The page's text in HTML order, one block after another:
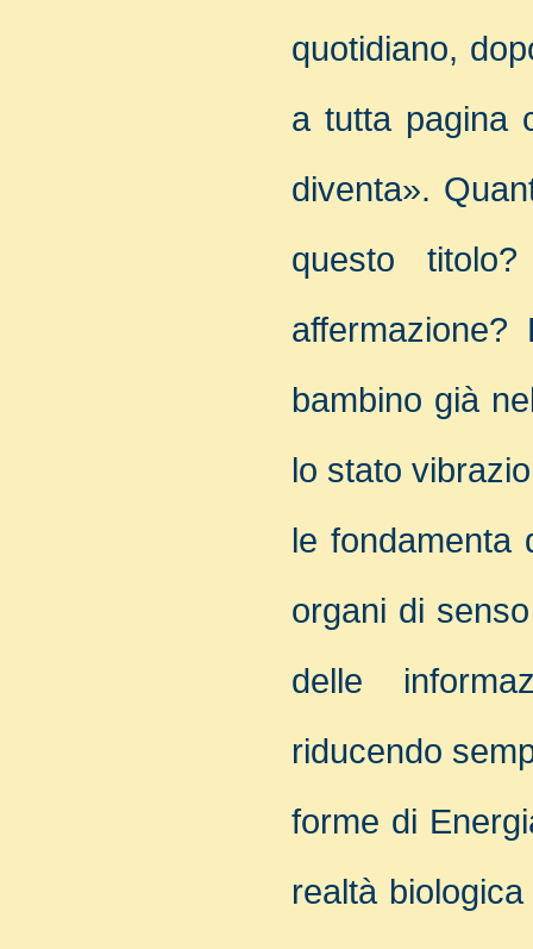
quotidiano,
a tutta pagina
diventa».
questo
bambino già
lo stato
le
organi di
delle
riducendo
forme di
realtà